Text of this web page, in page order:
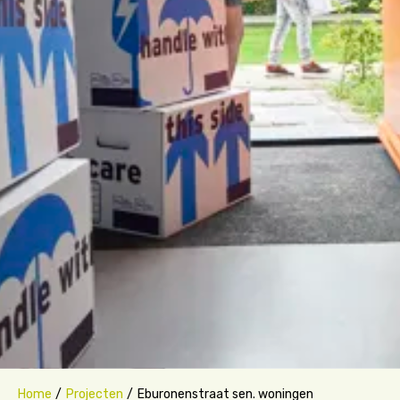
Home Projecten Eburonenstraat sen. woningen